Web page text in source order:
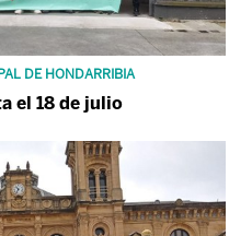
DE HONDARRIBIA
el 18 de julio